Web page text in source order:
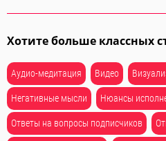
Хотите больше классных
Аудио-медитация Видео
Негативные мысли Нюансы
Ответы на вопросы подписчиков